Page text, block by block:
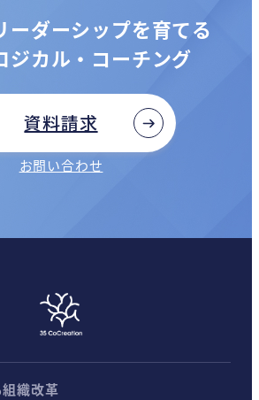
ーダーシップを育てる
ジカル・コーチング
資料請求
お問い合わせ
織改革